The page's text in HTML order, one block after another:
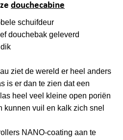
douchecabine
schuifdeur
douchebak geleverd
ziet de wereld er heel anders
is er dan te zien dat een
heel veel kleine open poriën
kunnen vuil en kalk zich snel
NANO-coating aan te